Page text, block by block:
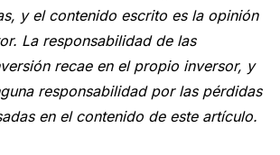
y el contenido escrito es la opinión
La responsabilidad de las
recae en el propio inversor, y
responsabilidad por las pérdidas
en el contenido de este artículo.